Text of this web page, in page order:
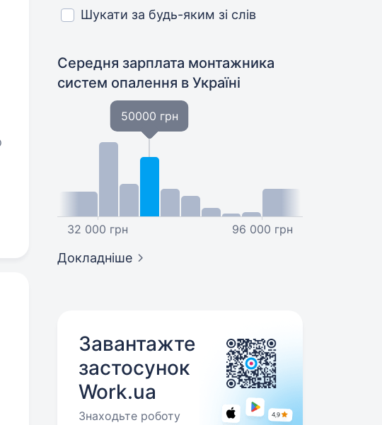
Шукати за будь-яким зі слів
Середня зарплата монтажника
систем опалення в Україні
32 000 грн
50000 грн
96 000 грн
Докладніше
Завантажте
застосунок
Work.ua
Знаходьте роботу